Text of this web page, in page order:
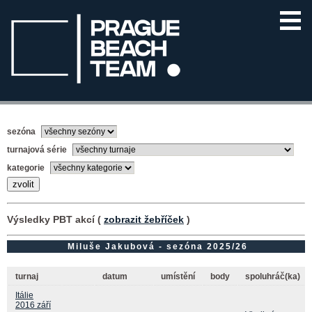
sezóna
turnajová série
kategorie
Výsledky PBT akcí ( zobrazit žebříček )
Miluše Jakubová - sezóna 2025/26
turnaj datum umístění body
spoluhráč(ka)
Itálie
2016 září